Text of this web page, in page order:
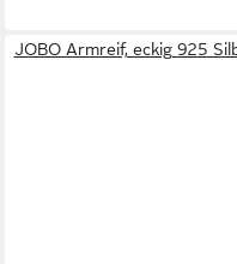
JOBO Armreif, eckig 925